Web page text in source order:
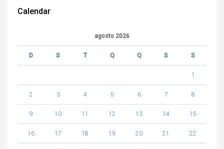
Calendar
agosto 2026
D S T Q Q S S
1
2 3 4 5 6 7 8
9 10 11 12 13 14 15
16 17 18 19 20 21 22